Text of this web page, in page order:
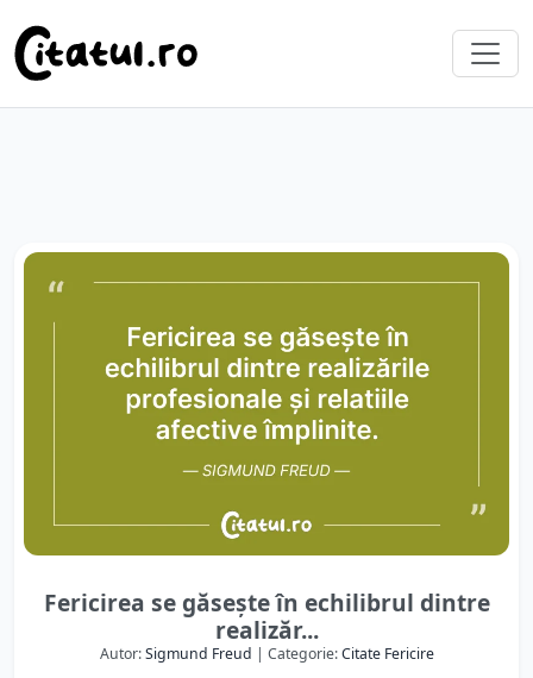
Fericirea se găsește în echilibrul dintre
realizăr...
Autor:Sigmund Freud | Categorie:Citate Fericire